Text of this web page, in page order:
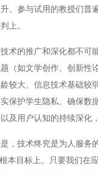
。参与试用的教授们普
上。
的推广和深化都不可能
（如文学创作、创新性
较大、信息技术基础较
保护学生隐私、确保数
及用户认知的持续深化
技术终究是为人服务的
本目标上。只要我们在